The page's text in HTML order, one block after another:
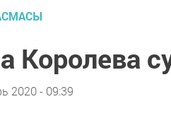
Королева
2020 - 09:39